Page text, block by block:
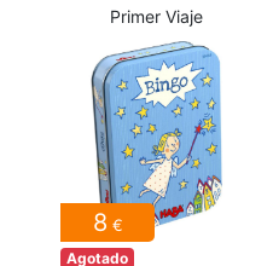
Primer Viaje
8 €
Agotado